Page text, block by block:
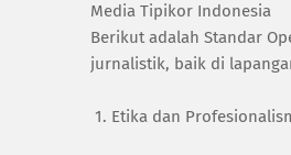
Media Tipikor Indonesia
Berikut adalah Standar
jurnalistik, baik di
1. Etika dan